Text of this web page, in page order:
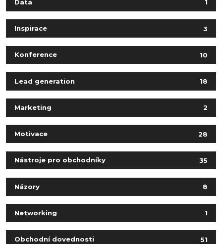
Data 1
Inspirace 3
Konference 10
Lead generation 18
Marketing 2
Motivace 28
Nástroje pro obchodníky 35
Názory 8
Networking 1
Obchodní dovednosti 51